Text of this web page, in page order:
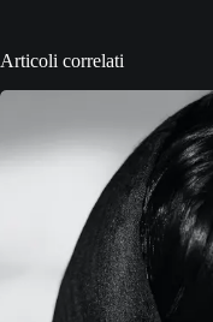
Articoli correlati